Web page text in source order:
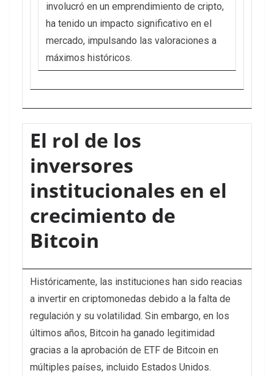
involucró en un emprendimiento de cripto,
ha tenido un impacto significativo en el
mercado, impulsando las valoraciones a
máximos históricos.
El rol de los
inversores
institucionales en el
crecimiento de
Bitcoin
Históricamente, las instituciones han sido reacias
a invertir en criptomonedas debido a la falta de
regulación y su volatilidad. Sin embargo, en los
últimos años, Bitcoin ha ganado legitimidad
gracias a la aprobación de ETF de Bitcoin en
múltiples países, incluido Estados Unidos.